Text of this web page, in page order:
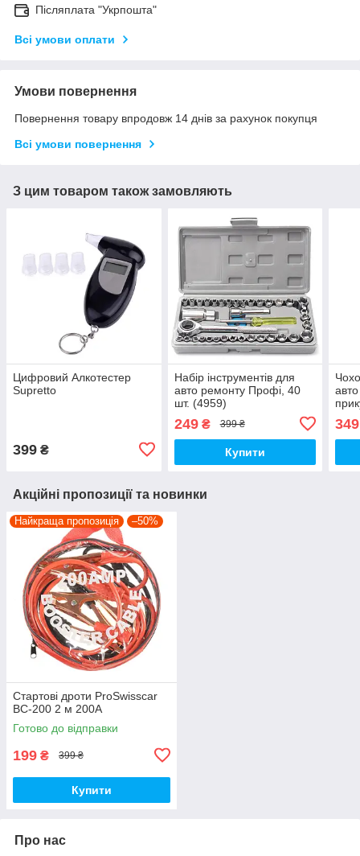
Післяплата "Укрпошта"
Всі умови оплати
Умови повернення
Повернення товару впродовж 14 днів за рахунок покупця
Всі умови повернення
З цим товаром також замовляють
Цифровий Алкотестер
Supretto
399 ₴
Набір інструментів для
авто ремонту Профі, 40
шт. (4959)
249₴ 399 ₴
Купити
авто
349
Акційні пропозиції та новинки
Найкраща пропозиція –50%
Стартові дроти ProSwisscar
BC-200 2 м 200А
Готово до відправки
199 ₴ 399 ₴
Купити
Про нас